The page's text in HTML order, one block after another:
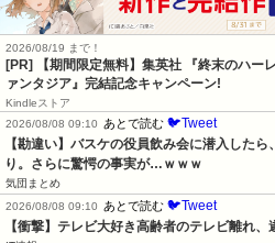
2026/08/19 まで！
[PR] 【期間限定無料】集英社 『終末のハー
ァンタジア』完結記念キャンペーン!
Kindleストア
2026/08/08 09:10
あとで読む 🐦Tweet
【勘違い】バスケの役員飲み会に潜入した
り。さらに驚愕の事実が…ｗｗｗ
気団まとめ
2026/08/08 09:10
あとで読む 🐦Tweet
【衝撃】テレビ大好き高齢者のテレビ離れ